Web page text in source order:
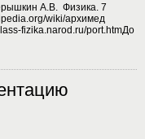
А.В. Физика. 7
wiki/архимед
fizika.narod.ru/port.htmДо